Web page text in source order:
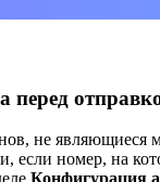
перед
не являющиеся
если номер, на